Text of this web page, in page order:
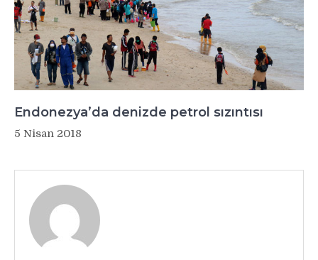
Endonezya’da denizde petrol sızıntısı
5 Nisan 2018